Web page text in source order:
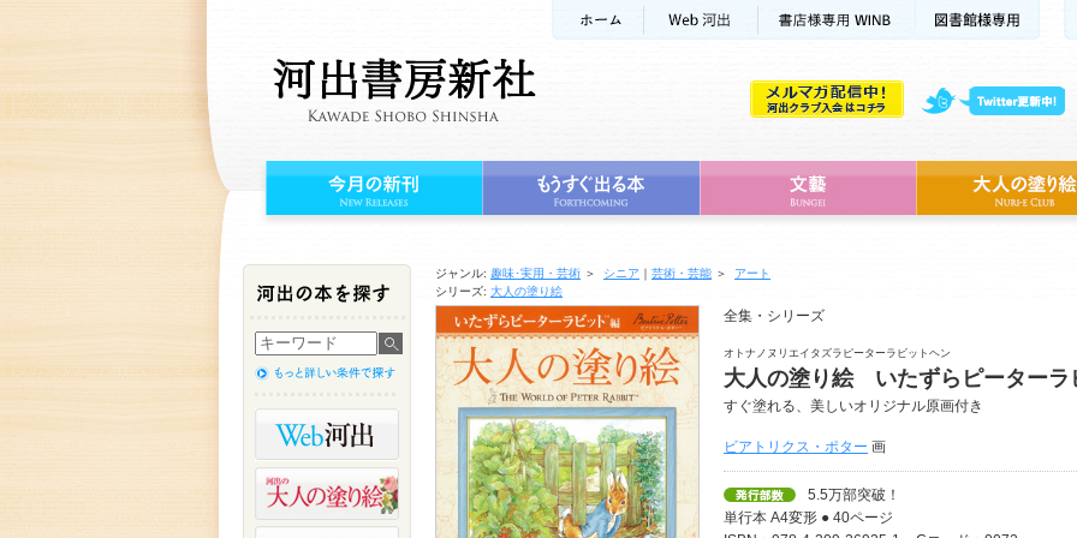
ジャンル: 趣味･実用・芸術 ＞ シニア ｜ 芸術・芸能 ＞
アート
シリーズ: 大人の塗り絵
全集・シリーズ
オトナノヌリエイタズラピーターラビットヘン
大人の塗り絵 いたずらピーターラ
すぐ塗れる、美しいオリジナル原画付き
ビアトリクス・ポター 画
5.5万部突破！
単行本 A4変形 ● 40ページ